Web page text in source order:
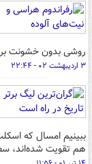
روشی بدون خشونت
۳ اردیبهشت ۰۲ - ۲۲:۴۴
ببینیم امسال که
هم تقویت شده‌اند،